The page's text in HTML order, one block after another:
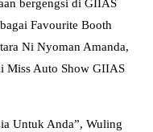
bergengsi di GIIAS
Favourite Booth
Ni Nyoman Amanda,
Miss Auto Show GIIAS
Untuk Anda”, Wuling